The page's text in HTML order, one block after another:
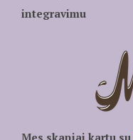
integravimu
Mes skaniai kartu su